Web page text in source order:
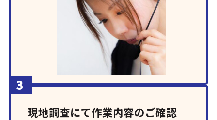
現地調査にて作業内容のご確認